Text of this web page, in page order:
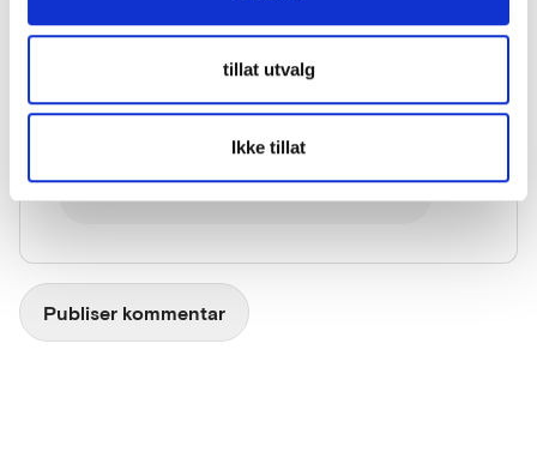
tillat utvalg
Ikke tillat
Navn*